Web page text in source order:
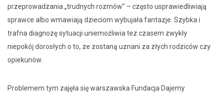
przeprowadzania „trudnych rozmów” – często usprawiedliwiają
sprawce albo wmawiają dzieciom wybujała fantazje. Szybka i
trafna diagnozę sytuacji uniemożliwia tez czasem zwykły
niepokój dorosłych o to, ze zostaną uznani za złych rodziców czy
opiekunów.
Problemem tym zajęła się warszawska Fundacja Dajemy